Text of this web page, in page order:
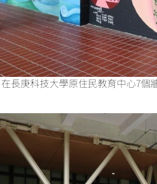
長庚科技大學原住民教育中心7